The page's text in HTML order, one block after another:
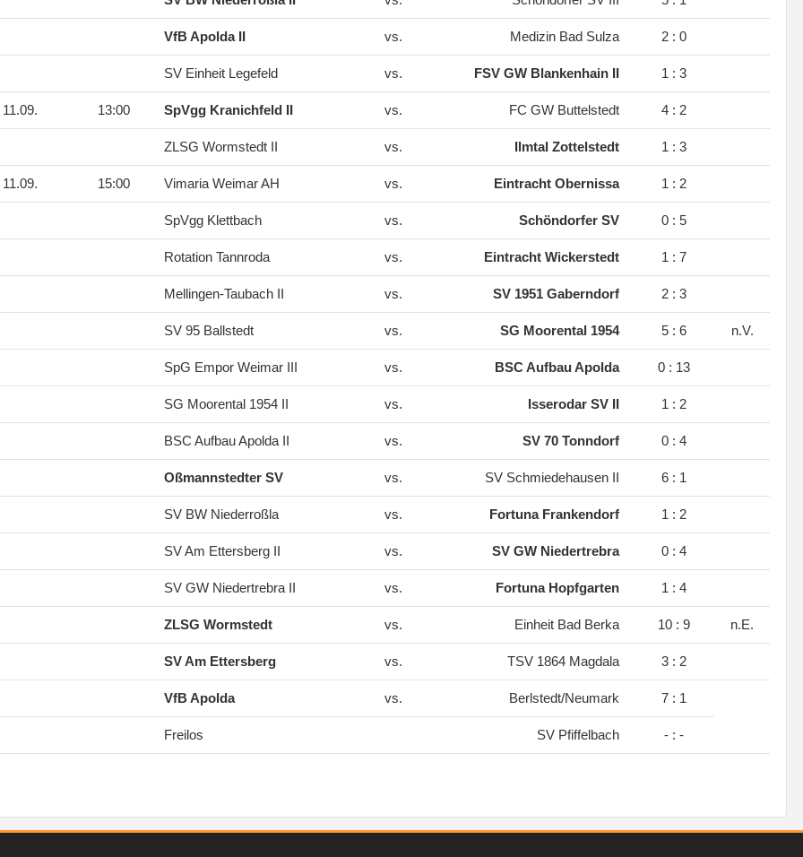
VfB Apolda II vs. Medizin Bad Sulza 2 : 0
SV Einheit Legefeld vs. FSV GW Blankenhain II 1 : 3
11.09. 13:00 SpVgg Kranichfeld II vs. FC GW Buttelstedt 4 : 2
ZLSG Wormstedt II vs. Ilmtal Zottelstedt 1 : 3
11.09. 15:00 Vimaria Weimar AH vs. Eintracht Obernissa 1 : 2
SpVgg Klettbach vs. Schöndorfer SV 0 : 5
Rotation Tannroda vs. Eintracht Wickerstedt 1 : 7
Mellingen-Taubach II vs. SV 1951 Gaberndorf 2 : 3
SV 95 Ballstedt vs. SG Moorental 1954 5 : 6 n.V.
SpG Empor Weimar III vs. BSC Aufbau Apolda 0 : 13
SG Moorental 1954 II vs. Isserodar SV II 1 : 2
BSC Aufbau Apolda II vs. SV 70 Tonndorf 0 : 4
Oßmannstedter SV vs. SV Schmiedehausen II 6 : 1
SV BW Niederroßla vs. Fortuna Frankendorf 1 : 2
SV Am Ettersberg II vs. SV GW Niedertrebra 0 : 4
SV GW Niedertrebra II vs. Fortuna Hopfgarten 1 : 4
ZLSG Wormstedt vs. Einheit Bad Berka 10 : 9 n.E.
SV Am Ettersberg vs. TSV 1864 Magdala 3 : 2
VfB Apolda vs. Berlstedt/Neumark 7 : 1
Freilos SV Pfiffelbach - : -